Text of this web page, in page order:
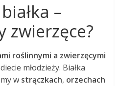
–
zwierzęce?
roślinnymi a zwierzęcymi
młodzieży. Białka
w strączkach, orzechach